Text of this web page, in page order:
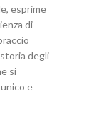
esprime
di
degli
si
e